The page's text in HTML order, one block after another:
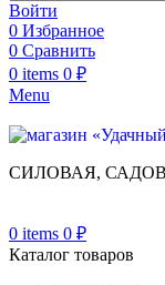
Войти
0 Избранное
0 Сравнить
0 items 0 ₽
Menu
СИЛОВАЯ,
0 items 0 ₽
Каталог товаров